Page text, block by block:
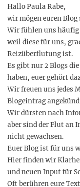
Hallo Paula Rabe,
wir mögen euren Blog
Wir fühlen uns häufig
weil diese für uns,
Reizüberflutung ist.
Es gibt nur 2 Blogs
haben, euer gehört
Wir freuen uns jedes
Blogeintrag
Wir dürsten nach
aber sind der Flut an
nicht gewachsen.
Euer Blog ist für uns
Hier finden wir
und neuen Input für
Oft berühren eure